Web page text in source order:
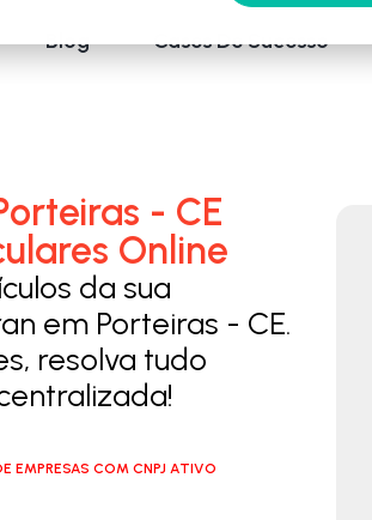
Blog Cases De Sucesso
- CE
Online
da sua
em Porteiras - CE.
resolva tudo
EMPRESAS COM CNPJ ATIVO